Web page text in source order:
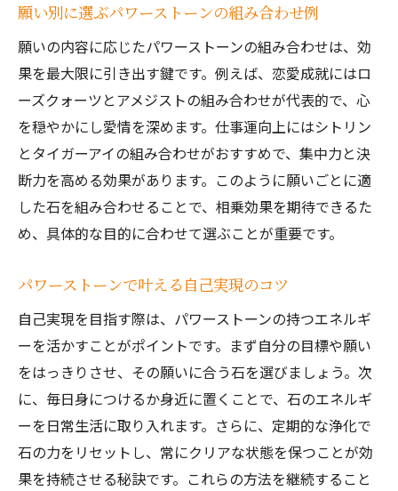
願い別に選ぶパワーストーンの組み合わせ例
願いの内容に応じたパワーストーンの組み合わせは、効
果を最大限に引き出す鍵です。例えば、恋愛成就にはロ
ーズクォーツとアメジストの組み合わせが代表的で、心
を穏やかにし愛情を深めます。仕事運向上にはシトリン
とタイガーアイの組み合わせがおすすめで、集中力と決
断力を高める効果があります。このように願いごとに適
した石を組み合わせることで、相乗効果を期待できるた
め、具体的な目的に合わせて選ぶことが重要です。
パワーストーンで叶える自己実現のコツ
自己実現を目指す際は、パワーストーンの持つエネルギ
ーを活かすことがポイントです。まず自分の目標や願い
をはっきりさせ、その願いに合う石を選びましょう。次
に、毎日身につけるか身近に置くことで、石のエネルギ
ーを日常生活に取り入れます。さらに、定期的な浄化で
石の力をリセットし、常にクリアな状態を保つことが効
果を持続させる秘訣です。これらの方法を継続すること